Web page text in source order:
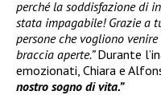
perché la soddisfazione di
stata impagabile! Grazie a
persone che vogliono
braccia aperte.”Durante
emozionati, Chiara e
nostro sogno di vita.”